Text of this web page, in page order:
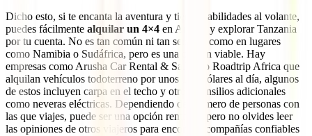
Dicho esto, si te encanta la aventura y tienes habilidades al volante,
puedes fácilmente alquilar un 4×4 en Arusha y explorar Tanzania
por tu cuenta. No es tan común ni tan sencillo como en lugares
como Namibia o Sudáfrica, pero es una opción viable. Hay
empresas como Arusha Car Rental & Safaris o Roadtrip Africa que
alquilan vehículos todoterreno por unos 140 dólares al día, algunos
de estos incluyen carpa en el techo y otros utensilios adicionales
como neveras eléctricas. Dependiendo del número de personas con
las que viajes, puede ser una opción rentable, pero no olvides leer
las opiniones de otros viajeros para encontrar compañías confiables